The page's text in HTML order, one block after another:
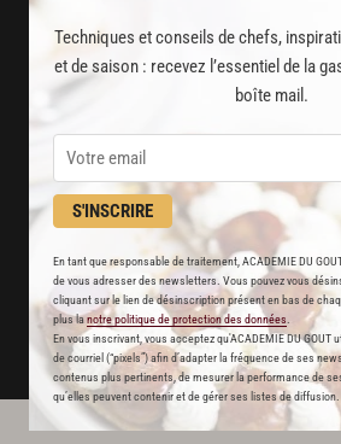
Techniques et conseils de chefs,
et de saison : recevez l’essentiel de la
boîte mail.
S'INSCRIRE
En tant que responsable de traitement, ACADEMIE DU
de vous adresser des newsletters. Vous pouvez vous
cliquant sur le lien de désinscription présent en bas de
plus lanotre politique de protection des données
En vous inscrivant, vous acceptez qu'ACADEMIE DU GOUT
de courriel (“pixels”) afin d’adapter la fréquence de ses
contenus plus pertinents, de mesurer la performance de
qu’elles peuvent contenir et de gérer ses listes de diffusion.
et techniques de cuisine et
Des nouveautés
disponibles chaque semaine
Stop pub
un service garanti sans
JE M'ABONNE
DÉJÀ ABONNÉ(E) ? JE ME